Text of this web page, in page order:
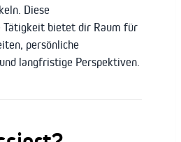
Diese
Tätigkeit bietet dir Raum für
persönliche
langfristige Perspektiven.